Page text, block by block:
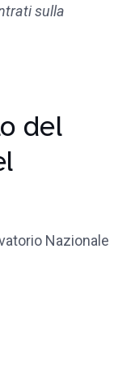
sulla
del
Nazionale